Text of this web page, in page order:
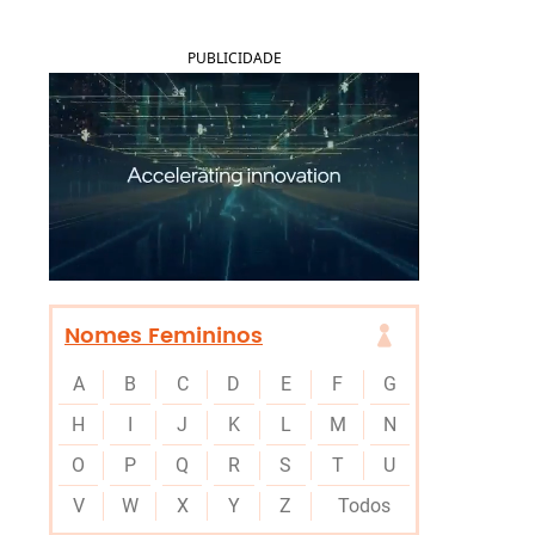
PUBLICIDADE
Nomes Femininos
A B C D E F
G
H
I J K L M
N
O
P Q R S T
U
V
W X Y Z Todos